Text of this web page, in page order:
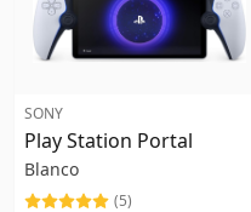
SONY
Play Station Portal
Blanco
(5)